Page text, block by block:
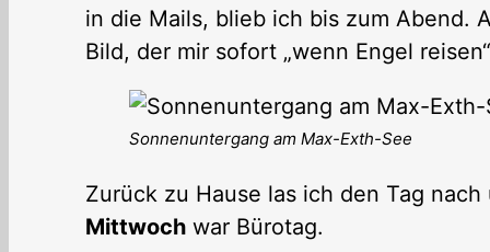
in die Mails, blieb ich bis zum Abend.
Bild, der mir sofort „wenn Engel
Sonnenuntergang am Max-Exth-See
Zurück zu Hause las ich den Tag
Mittwoch war Bürotag.